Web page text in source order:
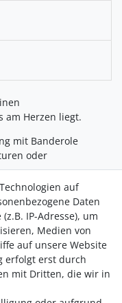
am Herzen liegt.
mit Banderole
oder
verpackt
auf
Daten
IP-Adresse), um
Medien von
auf unsere Website
erfolgt erst durch
mit Dritten, die wir in